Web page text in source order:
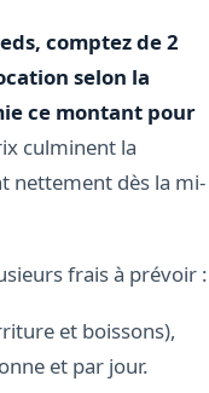
comptez de 2
selon la
ce montant pour
culminent la
nettement dès la mi-
frais à prévoir :
et boissons),
et par jour.